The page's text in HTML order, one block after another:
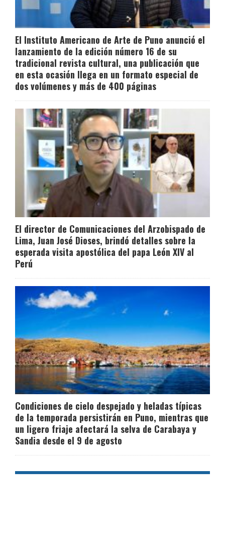
El Instituto Americano de Arte de Puno anunció el
lanzamiento de la edición número 16 de su
tradicional revista cultural, una publicación que
en esta ocasión llega en un formato especial de
dos volúmenes y más de 400 páginas
El director de Comunicaciones del Arzobispado de
Lima, Juan José Dioses, brindó detalles sobre la
esperada visita apostólica del papa León XIV al
Perú
Condiciones de cielo despejado y heladas típicas
de la temporada persistirán en Puno, mientras que
un ligero friaje afectará la selva de Carabaya y
Sandia desde el 9 de agosto